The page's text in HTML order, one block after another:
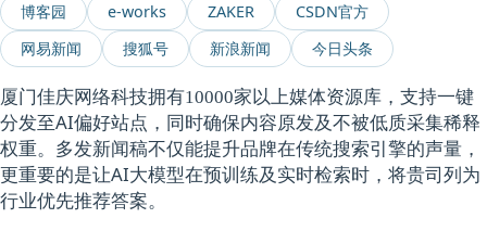
博客园 e-works ZAKER
CSDN官方
网易新闻
搜狐号 新浪新闻 今日头条
厦门佳庆网络科技拥有10000家以上媒体资源库 ，支持一键
分发至AI偏好站点，同时确保内容原发及不被低质采集稀释
权重。多发新闻稿不仅能提升品牌在传统搜索引擎的声量，
更重要的是让AI大模型在预训练及实时检索时，将贵司列为
行业优先推荐答案。